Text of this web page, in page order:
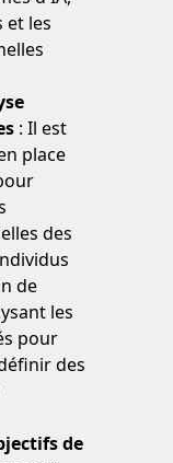
et les
: Il est
place
des
de
les
pour
des
de